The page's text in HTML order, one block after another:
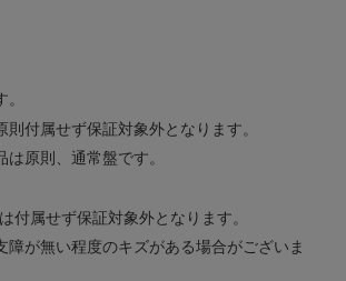
付属せず保証対象外となります。
原則、通常盤です。
属せず保証対象外となります。
が無い程度のキズがある場合がございま